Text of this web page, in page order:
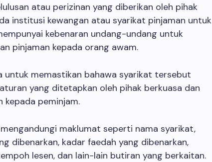
atau perizinan yang diberikan oleh pihak
institusi kewangan atau syarikat pinjaman untuk
kebenaran undang-undang untuk
pinjaman kepada orang awam.
untuk memastikan bahawa syarikat tersebut
yang ditetapkan oleh pihak berkuasa dan
kepada peminjam.
maklumat seperti nama syarikat,
dibenarkan, kadar faedah yang dibenarkan,
lesen, dan lain-lain butiran yang berkaitan.